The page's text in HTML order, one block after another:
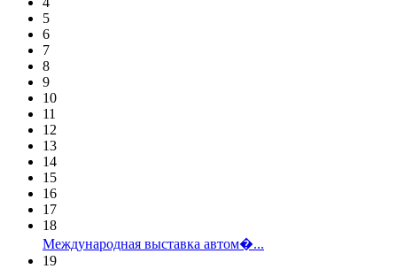
5
6
7
8
9
10
11
12
13
14
15
16
17
18
Международная выставка автом�...
19